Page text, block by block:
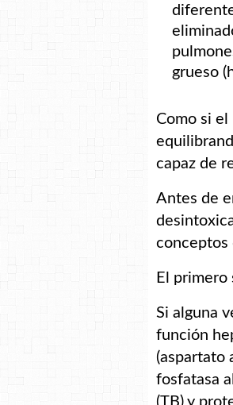
grueso
Como si
capaz de
Antes de
conceptos
El primero
Si alguna
función
(aspartato
fosfatasa